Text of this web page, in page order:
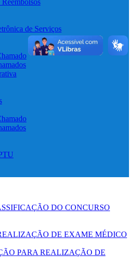
de Serviços
DO CONCURSO
DE EXAME MÉDICO
PARA REALIZAÇÃO DE